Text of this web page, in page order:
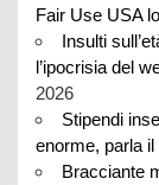
Fair Use USA
Insulti
l’ipocrisia del
2026
Stipendi
enorme, parla
Bracciante